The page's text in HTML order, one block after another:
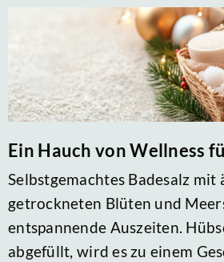
Ein Hauch von Wellness
Selbstgemachtes Badesalz mit
getrockneten Blüten und
entspannende Auszeiten.
abgefüllt, wird es zu einem